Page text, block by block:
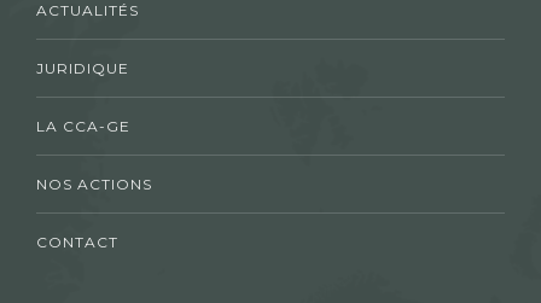
ACTUALITÉS
JURIDIQUE
LA CCA-GE
NOS ACTIONS
CONTACT